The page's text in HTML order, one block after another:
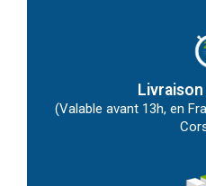
Livraison
(Valable avant 13h, en